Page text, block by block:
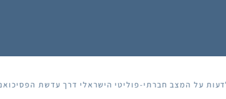
חברתי-פוליטי הישראלי דרך עדשת הפסיכואנליזה